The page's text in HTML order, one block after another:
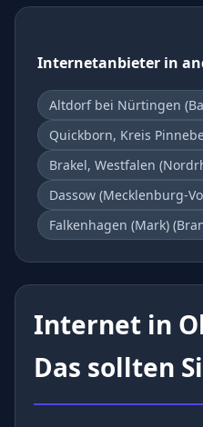
Internetanbieter in
Altdorf bei Nürtingen
Quickborn, Kreis
Brakel, Westfalen
Dassow (Mecklenburg-
Falkenhagen (Mark)
Internet in
Das sollten